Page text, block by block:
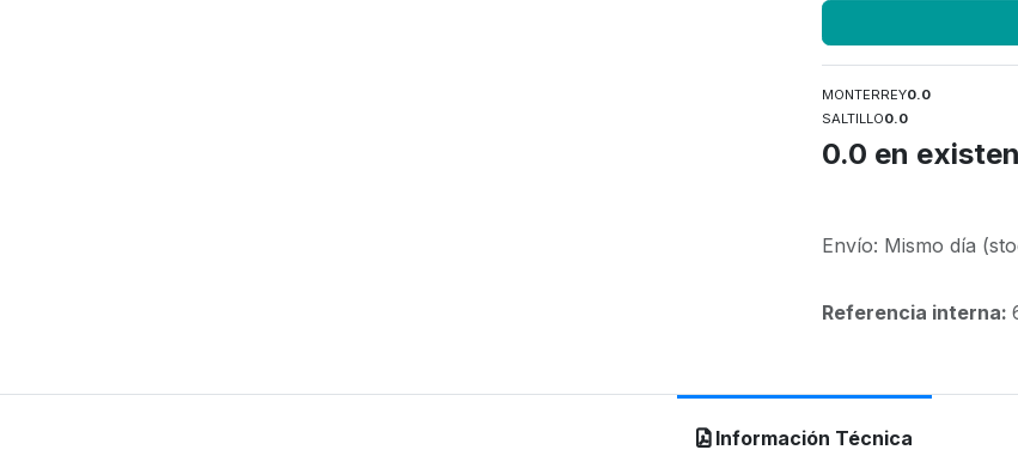
MONTERREY0.0
SALTILLO0.0
0.0 en
Envío: Mismo día
Referencia interna:
Información Técnica